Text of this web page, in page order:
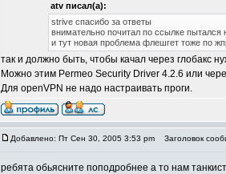
atv писал(а):
strive спасибо за ответы
внимательно почитал по ссылке пытался
и тут новая проблема флешгет тоже по
так и должно быть, чтобы качал через глобакс
Можно этим Permeo Security Driver 4.2.6 или
Для openVPN не надо настраивать проги.
Добавлено: Пт Сен 30, 2005 3:53 pm Заголовок
ребята обьясните поподробнее а то нам